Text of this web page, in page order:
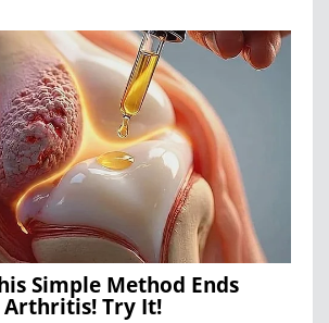
Simple Method Ends
Arthritis! Try It!